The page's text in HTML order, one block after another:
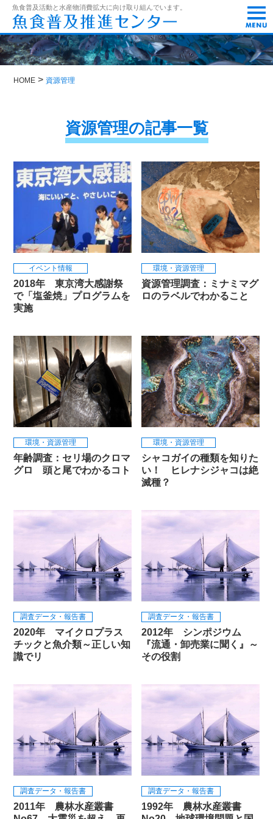
魚食普及活動と水産物消費拡大に向け取り組んでいます。
t
o
g
g
l
e
n
HOME > 資源管理
資源管理の記事一覧
イベント情報
2018年 東京湾大感謝祭
で「塩釜焼」プログラムを
実施
環境・資源管理
資源管理調査：ミナミマグ
ロのラベルでわかること
環境・資源管理
年齢調査：セリ場のクロマ
グロ 頭と尾でわかるコト
環境・資源管理
シャコガイの種類を知りた
い！ ヒレナシジャコは絶
滅種？
調査データ・報告書
2020年 マイクロプラス
チックと魚介類～正しい知
識でリ
調査データ・報告書
2012年 シンポジウム
『流通・卸売業に聞く』～
その役割
調査データ・報告書
2011年 農林水産叢書
調査データ・報告書
1992年 農林水産叢書